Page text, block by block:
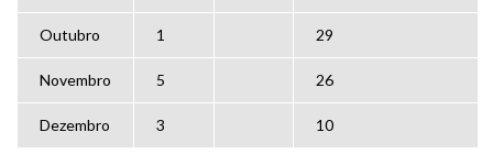
Outubro 1 29
Novembro 5 26
Dezembro 3 10